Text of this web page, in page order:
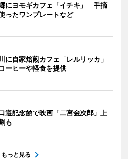
にヨモギカフェ「イチキ」 手摘
ったワンプレートなど
に自家焙煎カフェ「レルリッカ」
ーヒーや軽食を提供
遵記念館で映画「二宮金次郎」上
も
もっと見る